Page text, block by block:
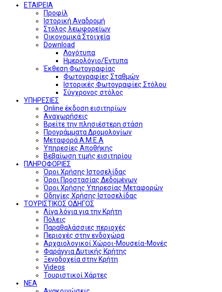
ΕΤΑΙΡΕΙΑ
Προφίλ
Ιστορική Αναδρομή
Στόλος λεωφορείων
Οικονομικά Στοιχεία
Download
Λογότυπα
Ημερολόγιο/Έντυπα
Έκθεση Φωτογραφίας
Φωτογραφίες Σταθμών
Ιστορικές Φωτογραφίες Στόλου
Σύγχρονος στόλος
ΥΠΗΡΕΣΙΕΣ
Online έκδοση εισιτηρίων
Αναχωρήσεις
Βρείτε την πλησιέστερη στάση
Προγράμματα Δρομολογίων
Μεταφορά Α.Μ.Ε.Α
Υπηρεσίες Αποθήκης
Βεβαίωση τιμής εισιτηρίου
ΠΛΗΡΟΦΟΡΙΕΣ
Όροι Χρήσης Ιστοσελίδας
Όροι Προστασίας Δεδομένων
Όροι Χρήσης Υπηρεσίας Μεταφορών
Οδηγίες Χρήσης Ιστοσελίδας
ΤΟΥΡΙΣΤΙΚΟΣ ΟΔΗΓΟΣ
Λίγα λόγια για την Κρήτη
Πόλεις
Παραθαλάσσιες περιοχές
Περιοχές στην ενδοχώρα
Αρχαιολογικοί Χώροι-Μουσεία-Μονές
Φαράγγια Δυτικής Κρήτης
Ξενοδοχεία στην Κρήτη
Videos
Τουριστικοί Χάρτες
ΝΕΑ